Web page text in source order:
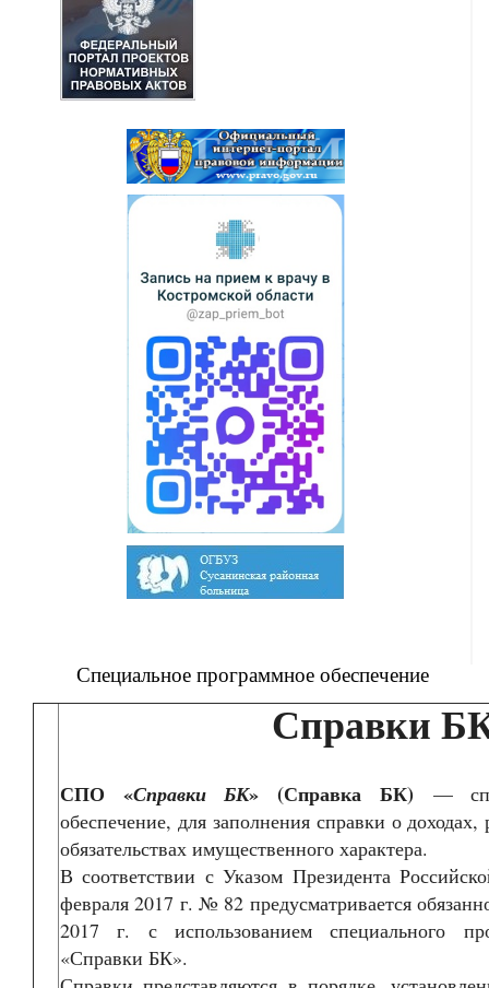
Специальное программное обеспечение
Справки
СПО «Справки БК» (Справка БК) —
обеспечение, для заполнения справки о
обязательствах имущественного характера.
В соответствии с Указом Президента
февраля 2017 г. № 82 предусматривается
2017 г. с использованием специального
«Справки БК».